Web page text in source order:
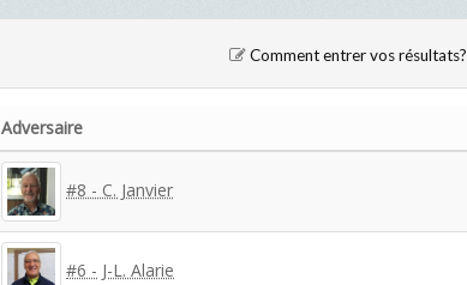
Comment entrer vos résultats?
Adversaire
#8 - C. Janvier
#6 - J-L. Alarie